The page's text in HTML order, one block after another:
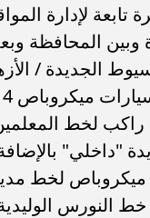
سير جديدة لعدد 100 سيارة أجرة تابعة
وبين المحافظة
للعمل على خط المعلمين/ مرسى مطروح و10 سيارات ميكروباص 14 راكب لخط
لخط عرب المدابغ / المحطة و5 سيارات
سيارات 8 راكب للعمل على خط النورس